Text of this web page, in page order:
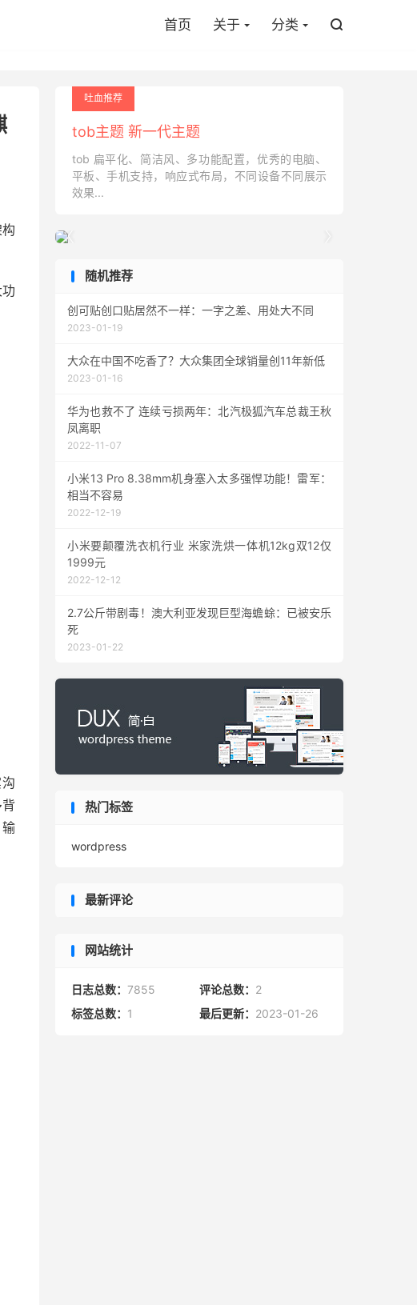
首页 关于 分类 
吐血推荐
tob主题 新一代主题
tob 扁平化、简洁风、多功能配置，优秀的电脑、
平板、手机支持，响应式布局，不同设备不同展示
效果...

随机推荐
创可贴创口贴居然不一样：一字之差、用处大不同
2023-01-19
大众在中国不吃香了？大众集团全球销量创11年新低
2023-01-16
华为也救不了 连续亏损两年：北汽极狐汽车总裁王秋
凤离职
2022-11-07
小米13 Pro 8.38mm机身塞入太多强悍功能！雷军：
相当不容易
2022-12-19
小米要颠覆洗衣机行业 米家洗烘一体机12kg双12仅
1999元
2022-12-12
2.7公斤带剧毒！澳大利亚发现巨型海蟾蜍：已被安乐
死
2023-01-22
热门标签
wordpress
最新评论
网站统计
日志总数： 7855 评论总数： 2
标签总数： 1 最后更新： 2023-01-26